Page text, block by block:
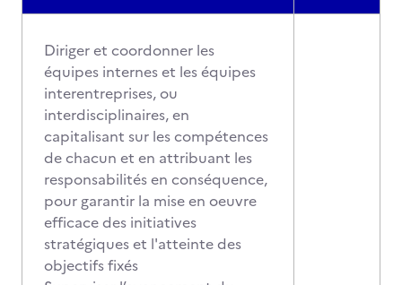
Diriger et coordonner les
équipes internes et les équipes
interentreprises, ou
interdisciplinaires, en
capitalisant sur les compétences
de chacun et en attribuant les
responsabilités en conséquence,
pour garantir la mise en oeuvre
efficace des initiatives
stratégiques et l'atteinte des
objectifs fixés